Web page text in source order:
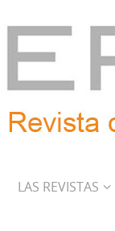
LAS REVISTAS